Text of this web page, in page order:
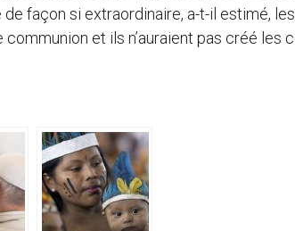
façon si extraordinaire, a-t-il estimé,
et ils n’auraient pas créé les